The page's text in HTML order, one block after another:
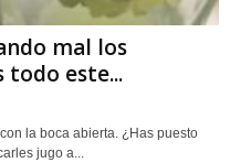
mal los
este...
la boca abierta. ¿Has puesto
jugo a...